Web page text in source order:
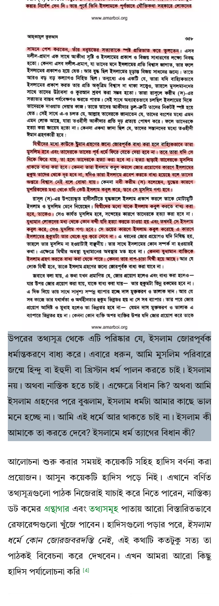
উপরের তথ্যসূত্র থেকে এটি পরিষ্কার যে, ইসলাম জোরপূর্বক
ধর্মান্তকরণে বাধ্য করে। এবারে ধরুন, আমি মুসলিম পরিবারে
জন্মে হিন্দু বা ইহুদী বা খ্রিস্টান ধর্ম পালন করতে চাই। ইসলাম
নয়। অথবা নাস্তিক হতে চাই। এক্ষেত্রে বিধান কি? অথবা আমি
ইসলাম গ্রহণের পরে বুঝলাম, ইসলাম ধর্মটা আমার কাছে ভাল
মনে হচ্ছে না। আমি এই ধর্মে আর থাকতে চাই না। ইসলাম কী
আমাকে তা করতে দেবে? ইসলামে ধর্ম ত্যাগের বিধান কী?
আলোচনা শুরু করার সময়ই কয়েকটি সহিহ হাদিস বর্ণনা করা
প্রয়োজন। আসুন কয়েকটি হাদিস পড়ে নিই। এখানে বর্ণিত
তথ্যসূত্রগুলো পাঠক নিজেরাই যাচাই করে নিতে পারেন, নাস্তিক্য
ডট কমের গ্রন্থাগার এবংতথ্যসমূহপাতায় আরো বিস্তারিতভাবে
রেফারেন্সগুলো খুঁজে পাবেন। হাদিসগুলো পড়ার পরে, ইসলাম
ধর্মে কোন জোরজবরদস্তি নেই, এই কথাটি কতটুকু সত্য তা
পাঠকই বিবেচনা করে দেখবেন। এখন আমরা আরো কিছু
হাদিস পর্যালোচনা করি
[4]